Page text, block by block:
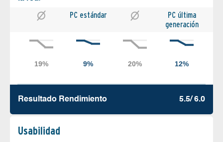
PC estándar
PC última
generación
Resultado Rendimiento 5.5/ 6.0
Usabilidad